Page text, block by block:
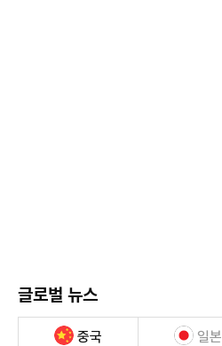
글로벌 뉴스
중국 일본